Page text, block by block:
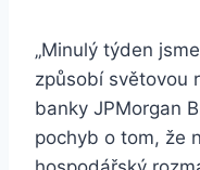
„Minulý týden
způsobí světovou
banky JPMorgan
pochyb o tom, že